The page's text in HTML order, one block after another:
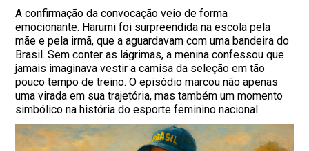
A confirmação da convocação veio de forma
emocionante. Harumi foi surpreendida na escola pela
mãe e pela irmã, que a aguardavam com uma bandeira do
Brasil. Sem conter as lágrimas, a menina confessou que
jamais imaginava vestir a camisa da seleção em tão
pouco tempo de treino. O episódio marcou não apenas
uma virada em sua trajetória, mas também um momento
simbólico na história do esporte feminino nacional.